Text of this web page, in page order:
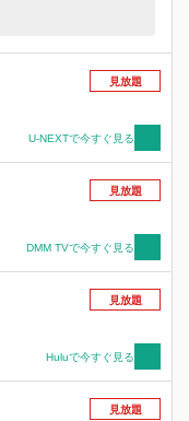
ンシロウの登場から、
激戦から数年が経過
ケンシロウと帝都の軍
ウの生い立ちと北斗
斗の男たちが入り乱
命によって繰り広げら
誰を最強の男として選
見放題
U-NEXTで今すぐ見る
見放題
DMM TVで今すぐ見る
見放題
Huluで今すぐ見る
見放題